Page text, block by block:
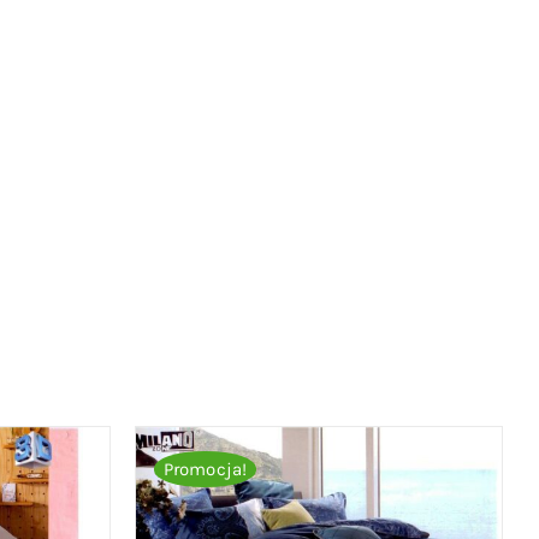
Promocja!